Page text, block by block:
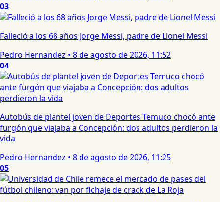
03
Falleció a los 68 años Jorge Messi, padre de Lionel Messi
Pedro Hernandez • 8 de agosto de 2026, 11:52
04
Autobús de plantel joven de Deportes Temuco chocó ante
furgón que viajaba a Concepción: dos adultos perdieron la
vida
Pedro Hernandez • 8 de agosto de 2026, 11:25
05